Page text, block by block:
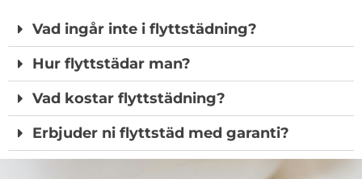
Vad ingår inte i flyttstädning?
Hur flyttstädar man?
Vad kostar flyttstädning?
Erbjuder ni flyttstäd med garanti?